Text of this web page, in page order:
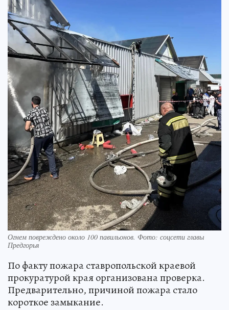
Огнем повреждено около 100 павильонов. Фото: соцсети главы
Предгорья
По факту пожара ставропольской краевой
прокуратурой края организована проверка.
Предварительно, причиной пожара стало
короткое замыкание.